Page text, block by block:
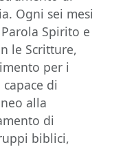
Ogni sei mesi
Spirito e
le Scritture,
per i
di
alla
di
biblici,